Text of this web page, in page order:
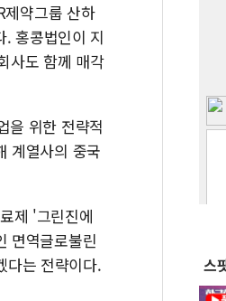
약그룹 산하
홍콩법인이 지
사도 함께 매각
을 위한 전략적
계열사의 중국
제 '그린진에
면역글로불린
다는 전략이다.
스